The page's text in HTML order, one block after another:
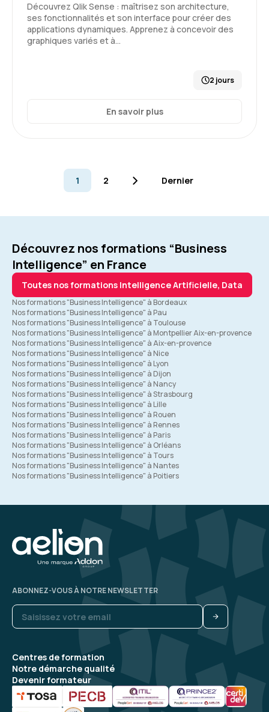
Découvrez Qlik Sense : maîtrisez son architecture,
ses fonctionnalités et son interface pour créer des
applications dynamiques. Apprenez à concevoir des
graphiques variés et à…
2 jours
En savoir plus
1 2 Dernier
Découvrez nos formations “Business
Intelligence” en France
Toutes nos formations Intelligence Artificielle, Data
Nos formations "Business Intelligence" à Bordeaux
Nos formations "Business Intelligence" à Pau
Nos formations "Business Intelligence" à Toulouse
Nos formations "Business Intelligence" à Montpellier Aix-en-provence
Nos formations "Business Intelligence" à Aix-en-provence
Nos formations "Business Intelligence" à Nice
Nos formations "Business Intelligence" à Lyon
Nos formations "Business Intelligence" à Dijon
Nos formations "Business Intelligence" à Nancy
Nos formations "Business Intelligence" à Strasbourg
Nos formations "Business Intelligence" à Lille
Nos formations "Business Intelligence" à Rouen
Nos formations "Business Intelligence" à Rennes
Nos formations "Business Intelligence" à Paris
Nos formations "Business Intelligence" à Orléans
Nos formations "Business Intelligence" à Tours
Nos formations "Business Intelligence" à Nantes
Nos formations "Business Intelligence" à Poitiers
Centres de formation
Notre démarche qualité
Devenir formateur
ABONNEZ-VOUS À NOTRE NEWSLETTER